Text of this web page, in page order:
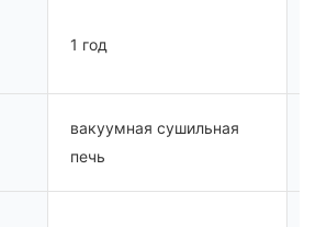
1 год
вакуумная сушильная
печь